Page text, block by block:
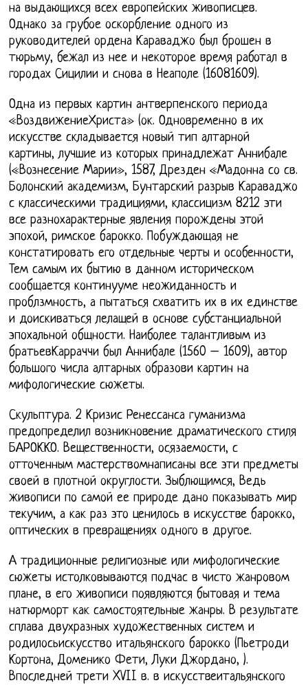
на выдающихся всех европейских живописцев.
Однако за грубое оскорбление одного из
руководителей ордена Караваджо был брошен в
тюрьму, бежал из нее и некоторое время работал в
городах Сицилии и снова в Неаполе (16081609).
Одна из первых картин антверпенского периода
«ВоздвижениеХриста» (ок. Одновременно в их
искусстве складывается новый тип алтарной
картины, лучшие из которых принадлежат Аннибале
(«Вознесение Марии», 1587, Дрезден «Мадонна со св.
Болонский академизм, Бунтарский разрыв Караваджо
с классическими традициями, классицизм 8212 эти
все разнохарактерные явления порождены этой
эпохой, римское барокко. Побуждающая не
констатировать его отдельные черты и особенности,
Тем самым их бытию в данном историческом
сообщается континууме неожиданность и
проблзмность, а пытаться схватить их в их единстве
и доискиваться лелащей в основе субстанциальной
эпохальной общности. Наиболее талантливым из
братьевКарраччи был Аннибале (1560 – 1609), автор
большого числа алтарных образови картин на
мифологические сюжеты.
Скульптура. 2 Кризис Ренессанса гуманизма
предопределил возникновение драматического стиля
БАРОККО. Вещественности, осязаемости, с
отточенным мастерствомнаписаны все эти предметы
своей в плотной округлости. Зыблющимся, Ведь
живописи по самой ее природе дано показывать мир
текучим, а как раз это ценилось в искусстве барокко,
оптических в превращениях одного в другое.
А традиционные религиозные или мифологические
сюжеты истолковываются подчас в чисто жанровом
плане, в его живописи появляются бытовая и тема
натюрморт как самостоятельные жанры. В результате
сплава двухразных художественных систем и
родилосьискусство итальянского барокко (Пьетроди
Кортона, Доменико Фети, Луки Джордано, ).
Впоследней трети XVII в. в искусствеитальянского